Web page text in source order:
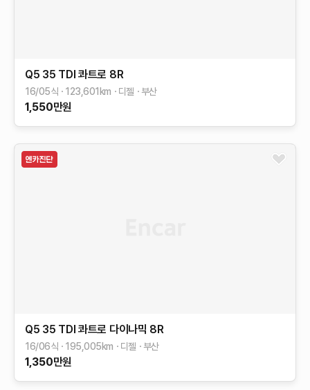
Q5 35 TDI 콰트로 8R
16/05식 123,601 km 디젤 부산
1,550만원
Q5 35 TDI 콰트로 다이나믹 8R
16/06식 195,005km 디젤 부산
1,350만원